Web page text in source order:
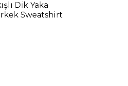
Dik Yaka
Sweatshirt